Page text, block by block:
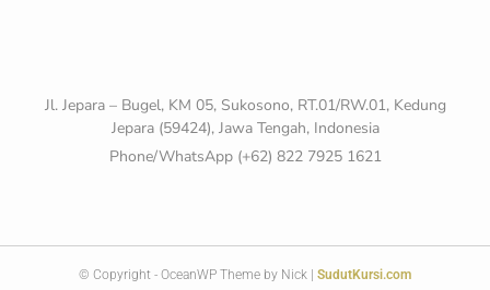
Jl. Jepara – Bugel, KM 05, Sukosono, RT.01/RW.01, Kedung
Jepara (59424), Jawa Tengah, Indonesia
Phone/WhatsApp (+62) 822 7925 1621
© Copyright - OceanWP Theme by Nick | SudutKursi.com